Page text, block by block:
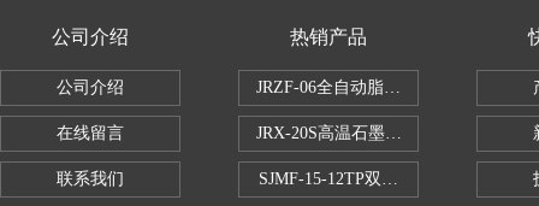
公司介绍
公司介绍
在线留言
联系我们
热销产品
JRZF-06全自动脂肪测定仪
JRX-20S高温石墨消煮炉
SJMF-15-12TP双托盘自动升降炉